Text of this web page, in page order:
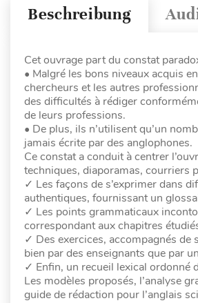
Beschreibung
Cet ouvrage part du constat
• Malgré les bons niveaux acquis
chercheurs et les autres
des difficultés à rédiger
de leurs professions.
• De plus, ils n’utilisent qu’un
jamais écrite par des anglophones.
Ce constat a conduit à centrer
techniques, diaporamas, courriers
✓ Les façons de s’exprimer dans
authentiques, fournissant un
✓ Les points grammaticaux
correspondant aux chapitres
✓ Des exercices, accompagnés
bien par des enseignants que par
✓ Enfin, un recueil lexical ordonné
Les modèles proposés, l’analyse
guide de rédaction pour l’anglais